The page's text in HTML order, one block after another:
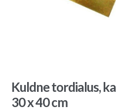
Kuldne tordialus,
30 x 40 cm